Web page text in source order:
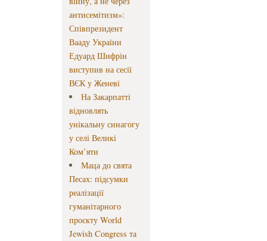
антисемітизм»:
Співпрезидент
Вааду України
Едуард Шифрін
виступив на сесії
ВЄК у Женеві
На Закарпатті
відновлять
унікальну синагогу
у селі Великі
Ком’яти
Маца до свята
Песах: підсумки
реалізації
гуманітарного
проєкту World
Jewish Congress та